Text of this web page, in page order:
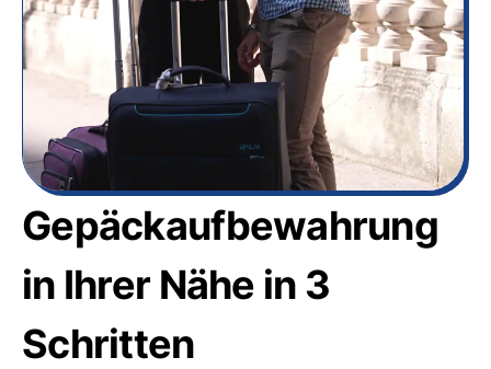
Gepäckaufbewahrung
in Ihrer Nähe in 3
Schritten